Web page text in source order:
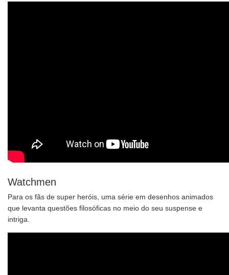
Watchmen
Para os fãs de super heróis, uma série em desenhos animados
que levanta questões filosóficas no meio do seu suspense e
intriga.